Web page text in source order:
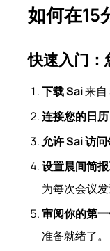
如何在15
快速入门：
下载 Sai来自
连接您的日历
允许 Sai 访
设置晨间简
为每次会议
审阅你的第
准备就绪了。